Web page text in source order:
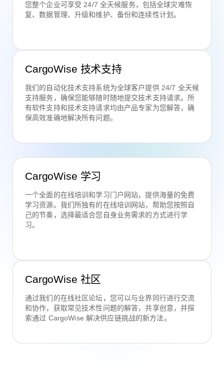
您整个企业可享受 24/7 全天候服务，包括全球灾难恢
复、数据管理、升级和维护、备份和连续性计划。
CargoWise 技术支持
我们的自动化技术支持系统为全球客户提供 24/7 全天候
支持服务，确保您能够随时随地提交技术支持请求。所
有软件支持和技术支持请求均由产品专家为您解答，确
保高效准确地解决所有问题。
CargoWise 学习
一个全面的在线培训和学习门户网站，提供海量的免费
学习资源。我们所独有的在线培训网站，帮助您按照自
己的节奏，选择最适合您自身业务需求的方式进行学
习。
CargoWise 社区
通过我们的在线社区论坛，您可以与业界同行进行交流
和协作，获取常见技术性问题的解答，共享创意，并探
索通过 CargoWise 解决供应链挑战的新方法。